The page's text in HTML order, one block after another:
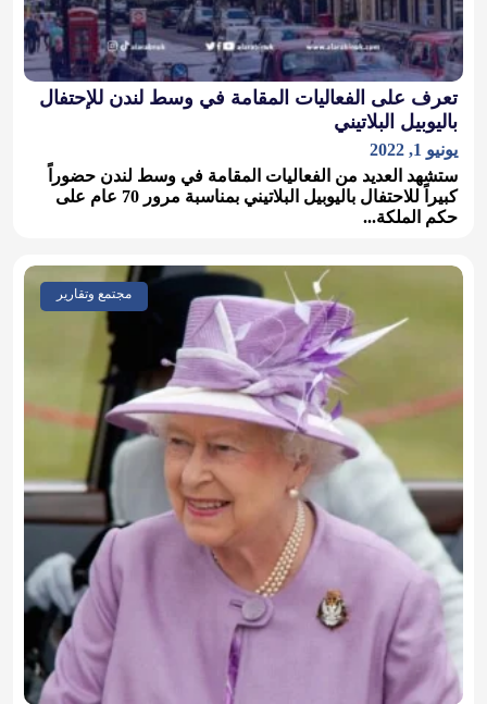
تعرف على الفعاليات المقامة في وسط لندن للإحتفال
باليوبيل البلاتيني
يونيو 1, 2022
ستشهد العديد من الفعاليات المقامة في وسط لندن حضوراً
كبيراً للاحتفال باليوبيل البلاتيني بمناسبة مرور 70 عام على
حكم الملكة...
مجتمع وتقارير